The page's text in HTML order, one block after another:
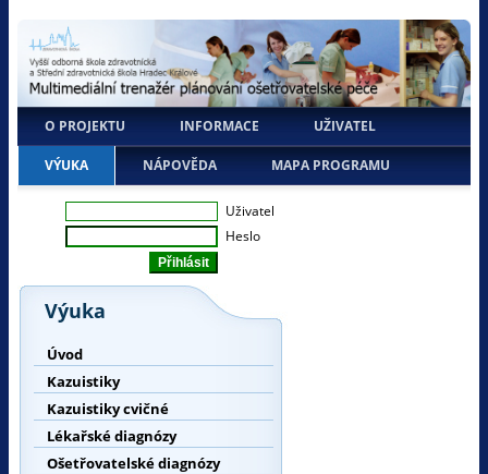
O PROJEKTU INFORMACE UŽIVATEL
VÝUKA NÁPOVĚDA MAPA PROGRAMU
Uživatel
Heslo
Výuka
Úvod
Kazuistiky
Kazuistiky cvičné
Lékařské diagnózy
Ošetřovatelské diagnózy